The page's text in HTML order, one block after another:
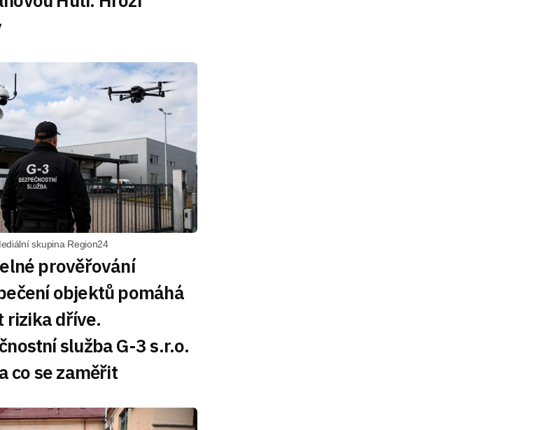
skupina Region24
prověřování
objektů pomáhá
rizika dříve.
služba G-3 s.r.o.
co se zaměřit